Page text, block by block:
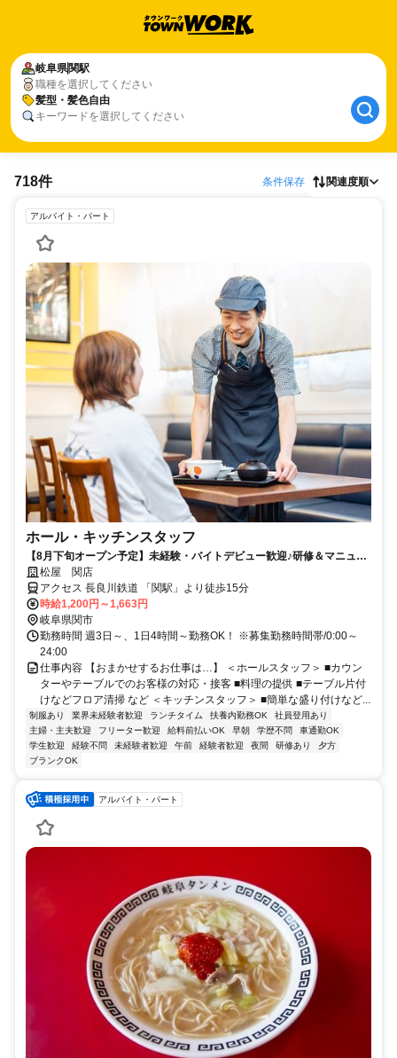
岐阜県関駅
職種を選択してください
髪型・髪色自由
キーワードを選択してください
718件 条件保存 関連度順
アルバイト・パート
ホール・キッチンスタッフ
【8月下旬オープン予定】未経験・バイトデビュー歓迎♪研修＆マニュア
ル完備で安心♪土日手当あり！時給＋100円♪
松屋 関店
アクセス 長良川鉄道 「関駅」より徒歩15分
時給1,200円～1,663円
岐阜県関市
勤務時間 週3日～、1日4時間～勤務OK！ ※募集勤務時間帯/0:00～
24:00
仕事内容 【おまかせするお仕事は…】 ＜ホールスタッフ＞ ■カウン
ターやテーブルでのお客様の対応・接客 ■料理の提供 ■テーブル片付
けなどフロア清掃 など ＜キッチンスタッフ＞ ■簡単な盛り付けなど...
制服あり 業界未経験者歓迎 ランチタイム 扶養内勤務OK
社員登用あり
主婦・主夫歓迎
フリーター歓迎 給料前払いOK 早朝 学歴不問
車通勤OK
学生歓迎
経験不問 未経験者歓迎 午前 経験者歓迎 夜間 研修あり
夕方
ブランクOK
アルバイト・パート